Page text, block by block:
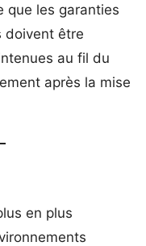
que les garanties
doivent être
au fil du
après la mise
en plus